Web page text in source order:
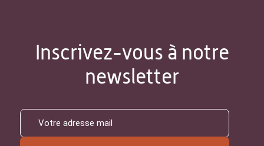
Inscrivez-vous à notre
newsletter